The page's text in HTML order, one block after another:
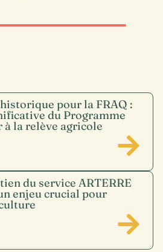
pour la FRAQ :
du Programme
à la relève agricole
du service ARTERRE
enjeu crucial pour